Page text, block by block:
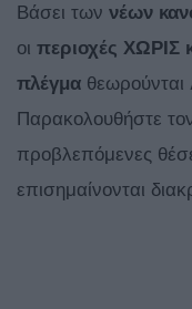
Βάσει των νέων
οι περιοχές ΧΩΡΙΣ
πλέγμα θεωρούνται
Παρακολουθήστε
προβλεπόμενες
επισημαίνονται